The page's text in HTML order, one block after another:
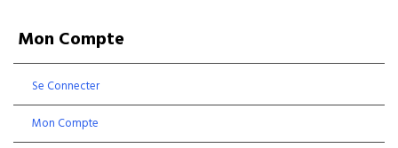
Mon Compte
Se Connecter
Mon Compte